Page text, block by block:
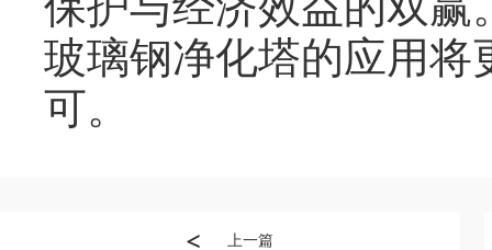
玻璃钢净化塔的应用将
可。
上一篇